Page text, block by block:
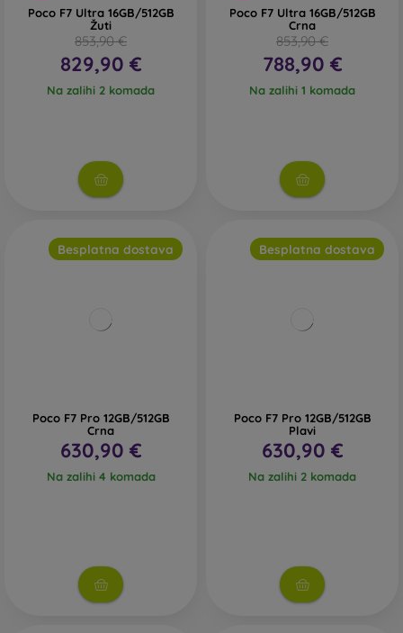
Poco F7 Ultra 16GB/512GB
Žuti
853,90 €
829,90 €
Na zalihi 2 komada
Poco F7 Ultra 16GB/512GB
Crna
853,90 €
788,90 €
Na zalihi 1 komada
Besplatna dostava
Poco F7 Pro 12GB/512GB
Crna
630,90 €
Na zalihi 4 komada
Besplatna dostava
Poco F7 Pro 12GB/512GB
Plavi
630,90 €
Na zalihi 2 komada